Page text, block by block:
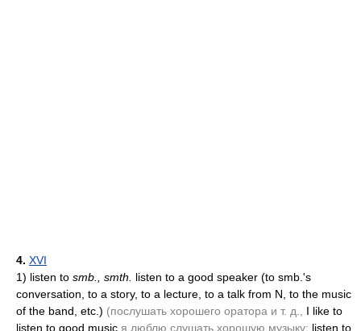
4. XVI
1) listen to smb., smth. listen to a good speaker (to smb.'s
conversation, to a story, to a lecture, to a talk from N, to the music
of the band, etc.) (послушать хорошего оратора и т. д.,
I like to
listen to good music я люблю слушать хорошую музыку; listen to